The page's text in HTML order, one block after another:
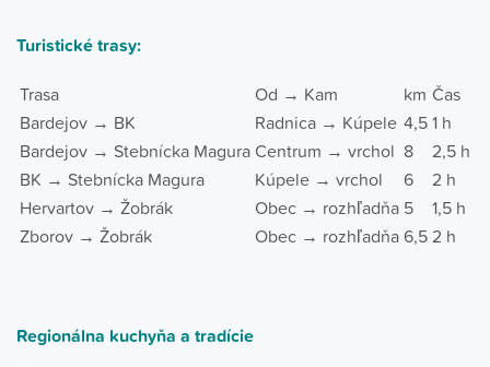
Turistické trasy:
Trasa
Od → Kam km Čas
Bardejov → BK
Radnica → Kúpele 4,51 h
Bardejov → Stebnícka MaguraCentrum → vrchol 8
2,5 h
BK → Stebnícka Magura
Kúpele → vrchol 6
2 h
Hervartov → Žobrák
Obec → rozhľadňa 5
1,5 h
Zborov → Žobrák
Obec → rozhľadňa6,52 h
Regionálna kuchyňa a tradície